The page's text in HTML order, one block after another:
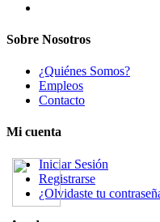
Sobre Nosotros
¿Quiénes Somos?
Empleos
Contacto
Mi cuenta
Iniciar Sesión
Registrarse
¿Olvidaste tu